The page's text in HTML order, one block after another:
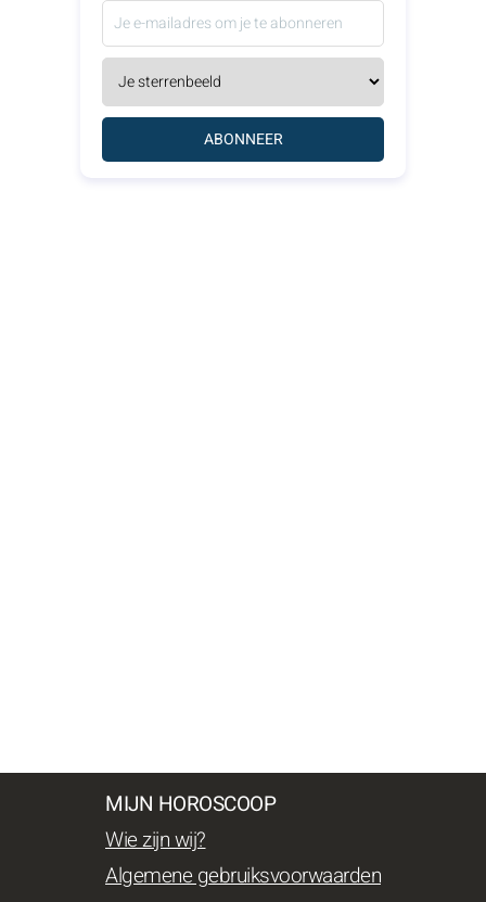
ABONNEER
MIJN HOROSCOOP
Wie zijn wij?
Algemene gebruiksvoorwaarden